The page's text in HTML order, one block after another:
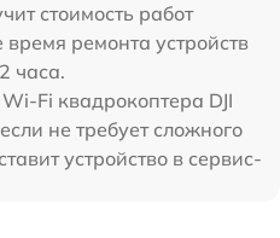
стоимость работ
ремонта устройств
часа.
Fi квадрокоптера DJI
не требует сложного
устройство в сервис-